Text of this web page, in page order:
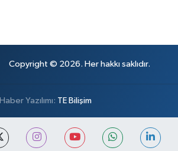
Copyright © 2026. Her hakkı saklıdır.
Haber Yazılımı: TE Bilişim